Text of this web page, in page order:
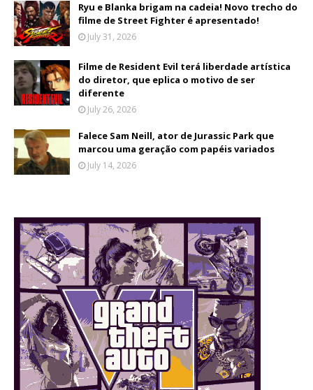
Ryu e Blanka brigam na cadeia! Novo trecho do
filme de Street Fighter é apresentado!
July 31, 2026
Filme de Resident Evil terá liberdade artística
do diretor, que eplica o motivo de ser
diferente
July 26, 2026
Falece Sam Neill, ator de Jurassic Park que
marcou uma geração com papéis variados
July 14, 2026